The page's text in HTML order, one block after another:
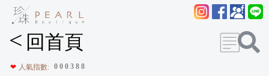
< 回首頁
❤ 人氣指數: 0 0 0 3 8 8